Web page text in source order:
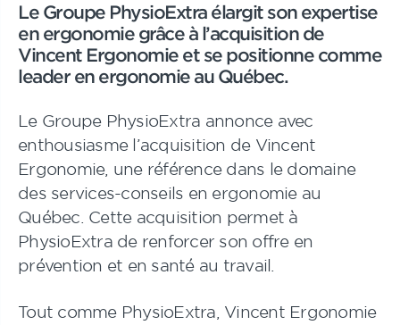
Le Groupe PhysioExtra élargit son expertise
en ergonomie grâce à l’acquisition de
Vincent Ergonomie et se positionne comme
leader en ergonomie au Québec.
Le Groupe PhysioExtra annonce avec
enthousiasme l’acquisition de Vincent
Ergonomie, une référence dans le domaine
des services-conseils en ergonomie au
Québec. Cette acquisition permet à
PhysioExtra de renforcer son offre en
prévention et en santé au travail.
Tout comme PhysioExtra, Vincent Ergonomie